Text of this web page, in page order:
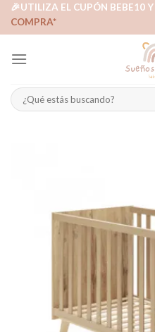
Skip🎉UTILIZA EL CUPÓN BEBE10 Y
COMPRA*
Buscar
por: